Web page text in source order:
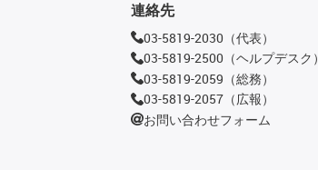
連絡先
03-5819-2030（代表）
03-5819-2500（ヘルプデスク）
03-5819-2059（総務）
03-5819-2057（広報）
お問い合わせフォーム